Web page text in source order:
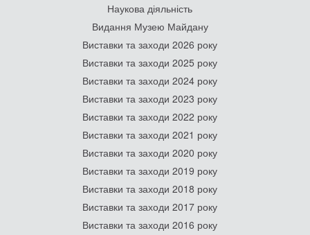
Наукова діяльність
Видання Музею Майдану
Виставки та заходи 2026 року
Виставки та заходи 2025 року
Виставки та заходи 2024 року
Виставки та заходи 2023 року
Виставки та заходи 2022 року
Виставки та заходи 2021 року
Виставки та заходи 2020 року
Виставки та заходи 2019 року
Виставки та заходи 2018 року
Виставки та заходи 2017 року
Виставки та заходи 2016 року